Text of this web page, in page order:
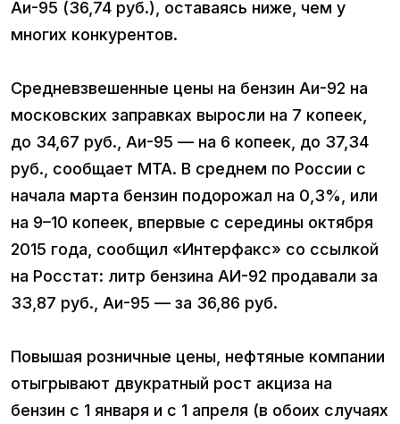
Аи-95 (36,74 руб.), оставаясь ниже, чем у
многих конкурентов.
Средневзвешенные цены на бензин Аи-92 на
московских заправках выросли на 7 копеек,
до 34,67 руб., Аи-95 — на 6 копеек, до 37,34
руб., сообщает МТА. В среднем по России с
начала марта бензин подорожал на 0,3%, или
на 9–10 копеек, впервые с середины октября
2015 года, сообщил «Интерфакс» со ссылкой
на Росстат: литр бензина АИ-92 продавали за
33,87 руб., Аи-95 — за 36,86 руб.
Повышая розничные цены, нефтяные компании
отыгрывают двукратный рост акциза на
бензин с 1 января и с 1 апреля (в обоих случаях